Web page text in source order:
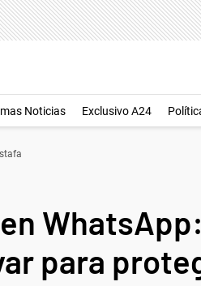
Noticias Exclusivo A24
para